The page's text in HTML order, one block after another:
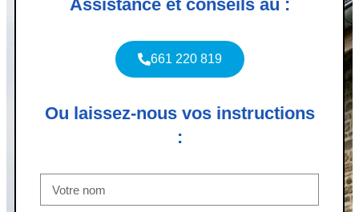
Assistance et conseils au :
661 220 819
Ou laissez-nous vos instructions
: